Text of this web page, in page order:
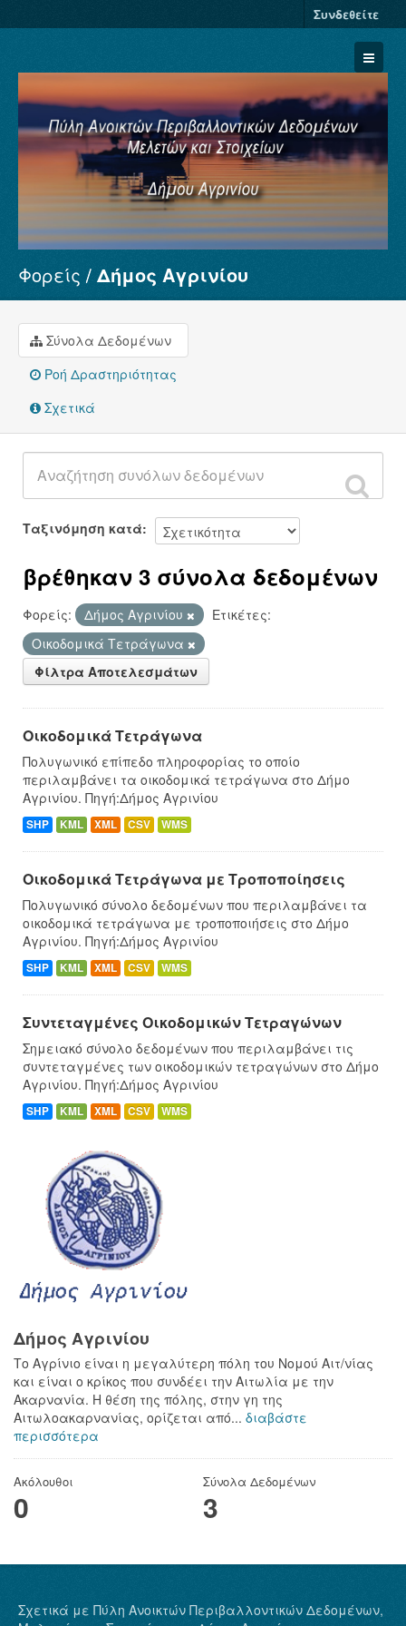
Συνδεθείτε
Σύνολα Δεδομένων
Φορείς
Ομάδες
Σχετικά
Φορείς Δήμος Αγρινίου
Σύνολα Δεδομένων
Ροή Δραστηριότητας
Σχετικά
Ταξινόμηση κατά
βρέθηκαν 3 σύνολα δεδομένων
Φορείς: Δήμος Αγρινίου
Ετικέτες:
Οικοδομικά Τετράγωνα
Φίλτρα Αποτελεσμάτων
Οικοδομικά Τετράγωνα
Πολυγωνικό επίπεδο πληροφορίας το οποίο
περιλαμβάνει τα οικοδομικά τετράγωνα στο Δήμο
Αγρινίου. Πηγή:Δήμος Αγρινίου
SHP KML XML CSV WMS
Οικοδομικά Τετράγωνα με Τροποποίησεις
Πολυγωνικό σύνολο δεδομένων που περιλαμβάνει τα
οικοδομικά τετράγωνα με τροποποιήσεις στο Δήμο
Αγρινίου. Πηγή:Δήμος Αγρινίου
SHP KML XML CSV WMS
Συντεταγμένες Oικοδομικών Tετραγώνων
Σημειακό σύνολο δεδομένων που περιλαμβάνει τις
συντεταγμένες των οικοδομικών τετραγώνων στο Δήμο
Αγρινίου. Πηγή:Δήμος Αγρινίου
SHP KML XML CSV WMS
Δήμος Αγρινίου
Το Αγρίνιο είναι η μεγαλύτερη πόλη του Νομού Αιτ/νίας
και είναι ο κρίκος που συνδέει την Αιτωλία με την
Ακαρνανία. Η θέση της πόλης, στην γη της
Αιτωλοακαρνανίας, ορίζεται από... διαβάστε
περισσότερα
Ακόλουθοι
0
Σύνολα Δεδομένων
3
Σχετικά με Πύλη Ανοικτών Περιβαλλοντικών Δεδομένων,